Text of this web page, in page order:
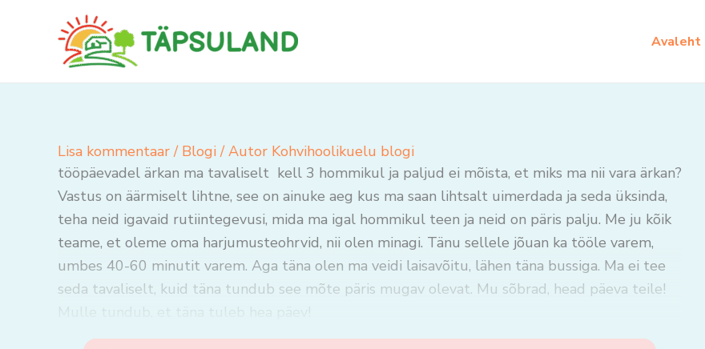
Avaleht
Lisa kommentaar / Blogi/ Autor Kohvihoolikuelu blogi
tööpäevadel ärkan ma tavaliselt kell 3 hommikul ja paljud ei mõista, et miks ma nii vara ärkan?
Vastus on äärmiselt lihtne, see on ainuke aeg kus ma saan lihtsalt uimerdada ja seda üksinda,
teha neid igavaid rutiintegevusi, mida ma igal hommikul teen ja neid on päris palju. Me ju kõik
teame, et oleme oma harjumusteohrvid, nii olen minagi. Tänu sellele jõuan ka tööle varem,
umbes 40-60 minutit varem. Aga täna olen ma veidi laisavõitu, lähen täna bussiga. Ma ei tee
seda tavaliselt, kuid täna tundub see mõte päris mugav olevat. Mu sõbrad, head päeva teile!